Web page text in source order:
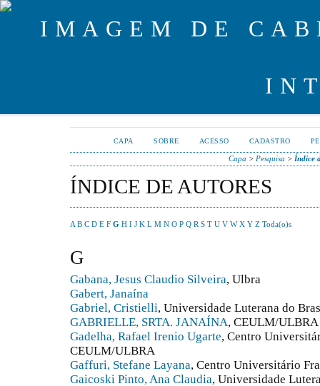
CAPA SOBRE ACESSO CADASTRO
Capa > Pesquisa > Índice
ÍNDICE DE AUTORES
A B C D E F G H I J K L M N O P Q R S T U V W X Y Z Toda(o)s
G
Gabana, Jesus Claudio Silveira, Ulbra
Gabert, Janaína
Gabriel, Cristielli, Universidade Luterana do
GABRIELLE, SRTA. JANAÍNA, CEULM/ULBRA
Gadelha, Rafael Irenio Ugarte, Centro
CEULM/ULBRA
Gaffuri, Stefane Layana, Centro Universitário
Gaicoski Pinto, Ana Claudia, Universidade